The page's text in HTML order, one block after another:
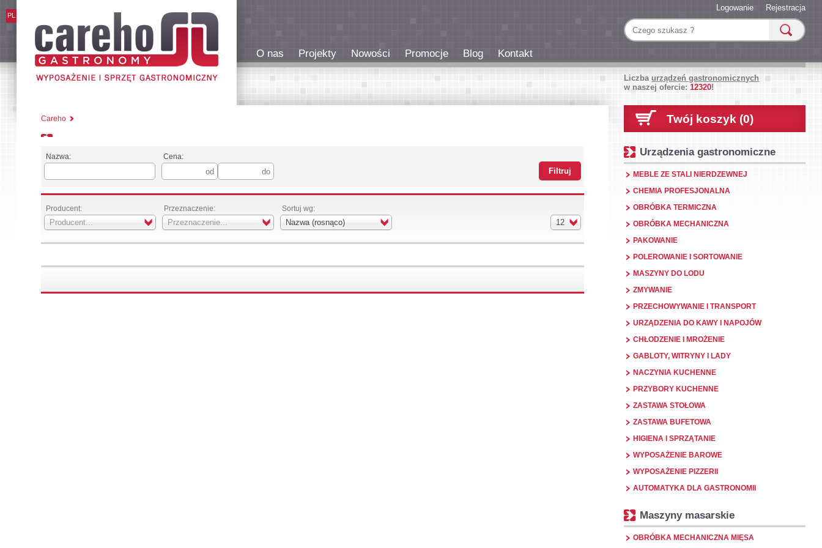
PL
Rejestracja
Logowanie
O nas Projekty Nowości Promocje Blog Kontakt
Liczbaurządzeń gastronomicznych
w naszej ofercie:12320!
Careho
Nazwa: Cena:
Producent:
Producent...
Przeznaczenie:
Przeznaczenie...
Sortuj wg:
Nazwa (rosnąco) 12
Twój koszyk (0)
Urządzenia gastronomiczne
MEBLE ZE STALI NIERDZEWNEJ
CHEMIA PROFESJONALNA
OBRÓBKA TERMICZNA
OBRÓBKA MECHANICZNA
PAKOWANIE
POLEROWANIE I SORTOWANIE
MASZYNY DO LODU
ZMYWANIE
PRZECHOWYWANIE I TRANSPORT
URZĄDZENIA DO KAWY I NAPOJÓW
CHŁODZENIE I MROŻENIE
GABLOTY, WITRYNY I LADY
NACZYNIA KUCHENNE
PRZYBORY KUCHENNE
ZASTAWA STOŁOWA
ZASTAWA BUFETOWA
HIGIENA I SPRZĄTANIE
WYPOSAŻENIE BAROWE
WYPOSAŻENIE PIZZERII
AUTOMATYKA DLA GASTRONOMII
Maszyny masarskie
OBRÓBKA MECHANICZNA MIĘSA